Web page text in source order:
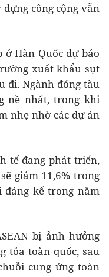
công cộng vẫn
ở Hàn Quốc dự báo
xuất khẩu sụt
đi. Ngành đóng tàu
nề nhất, trong khi
nhẹ nhờ các dự án
tế đang phát triển,
giảm 11,6% trong
đáng kể trong năm
bị ảnh hưởng
tỏa toàn quốc, sau
cung ứng toàn